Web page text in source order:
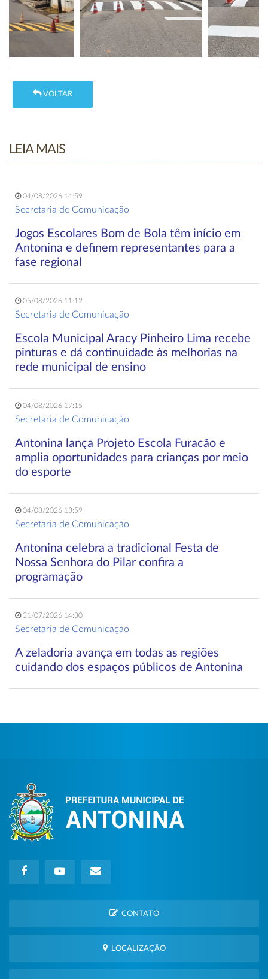
VOLTAR
LEIA MAIS
04/08/2026 14:59
Secretaria de Comunicação
Jogos Escolares Bom de Bola têm início em
Antonina e definem representantes para a
fase regional
05/08/2026 11:12
Secretaria de Comunicação
Escola Municipal Aracy Pinheiro Lima recebe
pinturas e dá continuidade às melhorias na
rede municipal de ensino
04/08/2026 17:15
Secretaria de Comunicação
Antonina lança Projeto Escola Furacão e
amplia oportunidades para crianças por meio
do esporte
04/08/2026 13:59
Secretaria de Comunicação
Antonina celebra a tradicional Festa de
Nossa Senhora do Pilar confira a
programação
31/07/2026 14:30
Secretaria de Comunicação
A zeladoria avança em todas as regiões
cuidando dos espaços públicos de Antonina
CONTATO
LOCALIZAÇÃO